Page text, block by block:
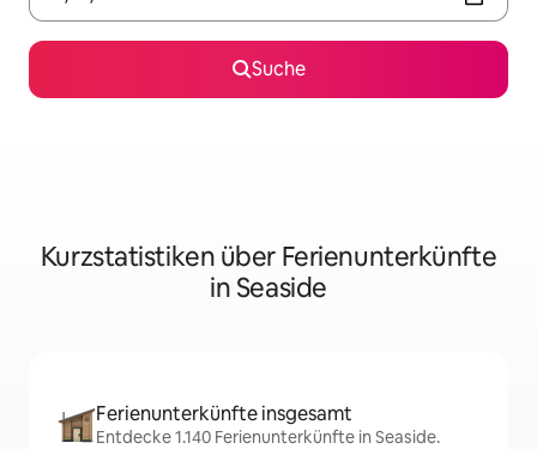
Suche
Kurzstatistiken über Ferienunterkünfte
in Seaside
Ferienunterkünfte insgesamt
Entdecke 1.140 Ferienunterkünfte in Seaside.